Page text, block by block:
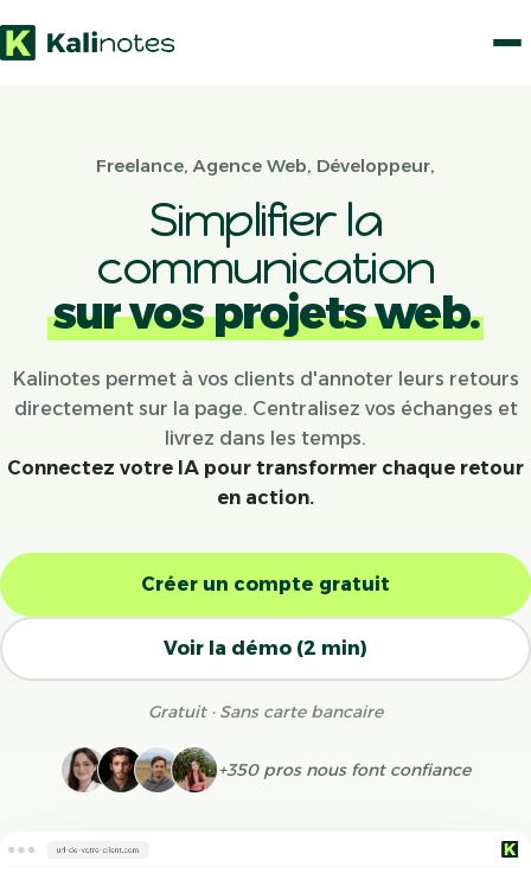
Freelance, Agence Web, Développeur,
Simplifier la
communication
sur vos projets web.
Kalinotes permet à vos clients d'annoter leurs retours
directement sur la page. Centralisez vos échanges et
livrez dans les temps.
Connectez votre IA pour transformer chaque retour
en action.
Créer un compte gratuit
Voir la démo (2 min)
Gratuit · Sans carte bancaire
+350 pros nous font confiance